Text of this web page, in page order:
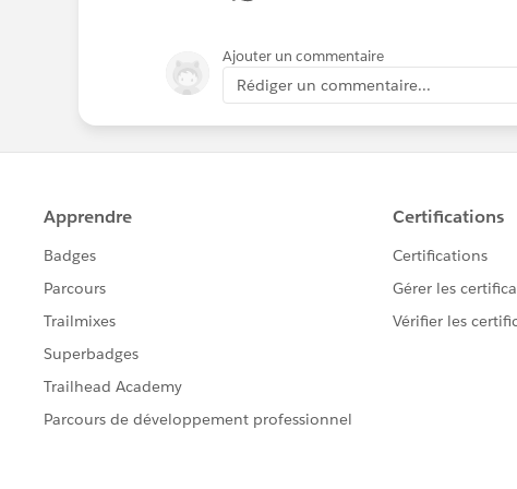
Ajouter un commentaire
Rédiger un commentaire...